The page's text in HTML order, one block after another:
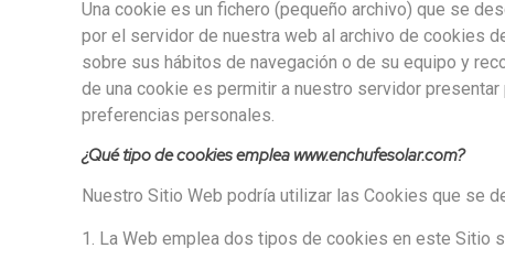
Una cookie es un fichero (pequeño archivo) que se
por el servidor de nuestra web al archivo de cookies
sobre sus hábitos de navegación o de su equipo y
de una cookie es permitir a nuestro servidor
preferencias personales.
¿Qué tipo de cookies emplea www.enchufesolar.com?
Nuestro Sitio Web podría utilizar las Cookies que se
1. La Web emplea dos tipos de cookies en este Sitio